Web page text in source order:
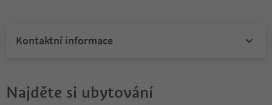
Kontaktní informace
Najděte si ubytování